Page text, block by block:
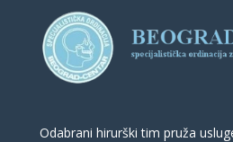
Odabrani hirurški tim pruža